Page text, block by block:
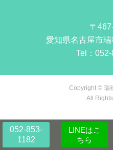
052-853-
1182
LINEはこ
ちら
〒
愛知県名古屋市
Tel： 052-
Copyright © 瑞
All